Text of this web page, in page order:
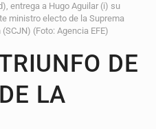
entrega a Hugo Aguilar (i) su
ministro electo de la Suprema
(Foto: Agencia EFE)
DE
LA